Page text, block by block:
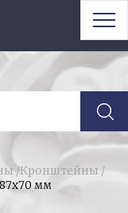
/Кронштейны /
мм